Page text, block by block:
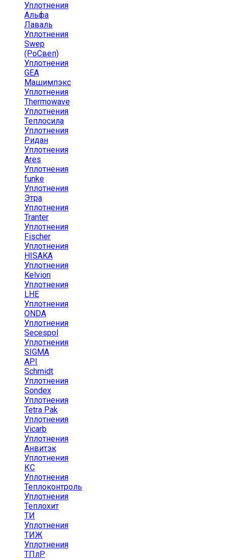
Уплотнения
Альфа
Лаваль
Уплотнения
Swep
(РоСвеп)
Уплотнения
GEA
Машимпэкс
Уплотнения
Thermowave
Уплотнения
Теплосила
Уплотнения
Ридан
Уплотнения
Ares
Уплотнения
funke
Уплотнения
Этра
Уплотнения
Tranter
Уплотнения
Fischer
Уплотнения
HISAKA
Уплотнения
Kelvion
Уплотнения
LHE
Уплотнения
ONDA
Уплотнения
Secespol
Уплотнения
SIGMA
API
Schmidt
Уплотнения
Sondex
Уплотнения
Tetra Pak
Уплотнения
Vicarb
Уплотнения
Анвитэк
Уплотнения
КС
Уплотнения
Теплоконтроль
Уплотнения
Теплохит
ТИ
Уплотнения
ТИЖ
Уплотнения
ТПлР